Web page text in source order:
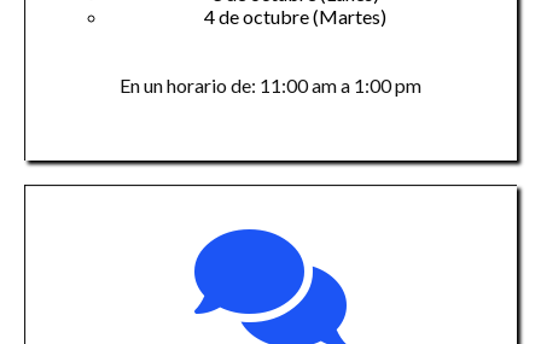
4 de octubre (Martes)
En un horario de: 11:00 am a 1:00 pm